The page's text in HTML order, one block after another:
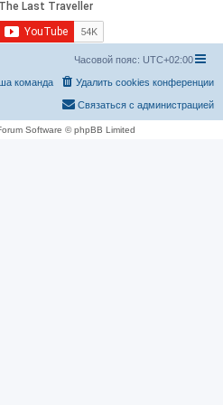
Часовой пояс: UTC+02:00
Удалить cookies конференции
команда
Связаться с администрацией
Software © phpBB Limited